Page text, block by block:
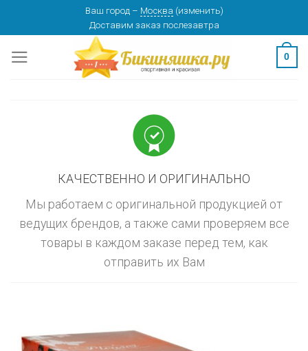
content
Ваш город – Москва (изменить)
Доставим заказ послезавтра
0
КАЧЕСТВЕННО И ОРИГИНАЛЬНО
Мы работаем с оригинальной продукцией от
ведущих брендов, а также сами проверяем все
товары в каждом заказе перед тем, как
отправить их Вам
изменить